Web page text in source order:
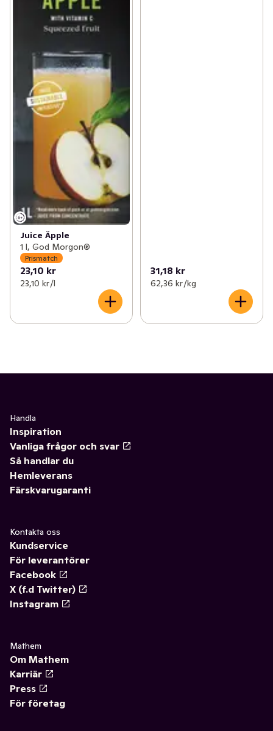
Juice Äpple
1 l, God Morgon®
Prismatch
23,10 kr
23,10 kr /l
31,18 kr
62,36 kr /kg
Handla
Inspiration
Vanliga frågor och svar
Så handlar du
Hemleverans
Färskvarugaranti
Kontakta oss
Kundservice
För leverantörer
Facebook
X (f.d Twitter)
Instagram
Mathem
Om Mathem
Karriär
Press
För företag